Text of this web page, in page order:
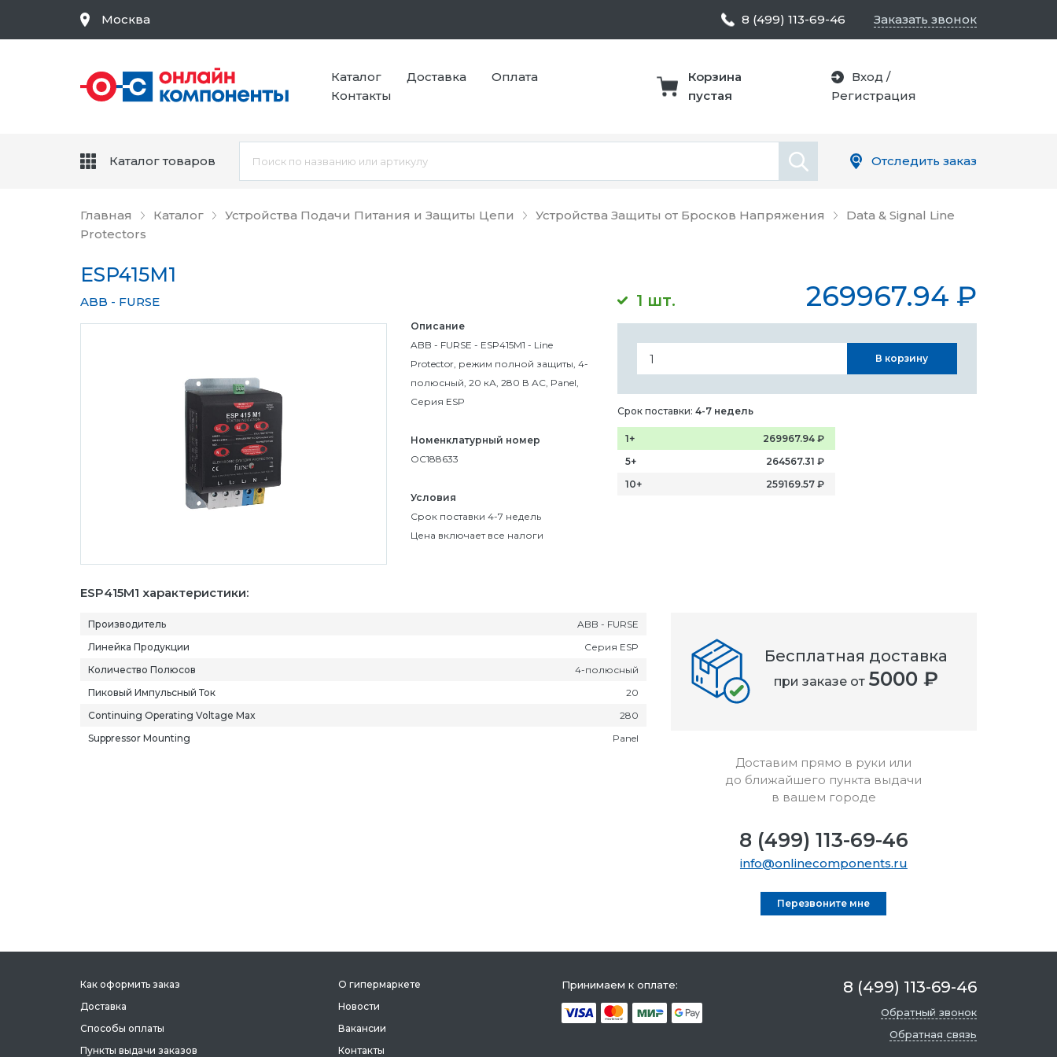
Главная Каталог Устройства Подачи Питания и Защиты Цепи Устройства Защиты от Бросков Напряжения
Data & Signal Line
Protectors
ESP415M1
ABB - FURSE 1 шт. 269967.94 ₽
Описание
ABB - FURSE - ESP415M1 - Line
Protector, режим полной защиты, 4-
полюсный, 20 кА, 280 В AC, Panel,
Серия ESP
Номенклатурный номер
OC188633
Условия
Срок поставки 4-7 недель
Цена включает все налоги
В корзину
Срок поставки: 4-7 недель
1+ 269967.94₽
5+
264567.31 ₽
10+
259169.57₽
ESP415M1 характеристики:
Производитель
ABB - FURSE
Линейка Продукции
Серия ESP
Количество Полюсов
4-полюсный
Пиковый Импульсный Ток
20
Continuing Operating Voltage Max
280
Suppressor Mounting
Panel
Бесплатная доставка
при заказе от 5000 ₽
Доставим прямо в руки или
до ближайшего пункта выдачи
в вашем городе
8 (499) 113-69-46
info@onlinecomponents.ru
Перезвоните мне
Москва 8 (499) 113-69-46 Заказать звонок
Каталог Доставка
Оплата
Контакты
Корзина
пустая
Вход /
Регистрация
Каталог товаров Отследить заказ
Как оформить заказ
Доставка
Способы оплаты
Пункты выдачи заказов
О гипермаркете
Новости
Вакансии
Контакты
Принимаем к оплате: 8 (499) 113-69-46
Обратный звонок
Обратная связь